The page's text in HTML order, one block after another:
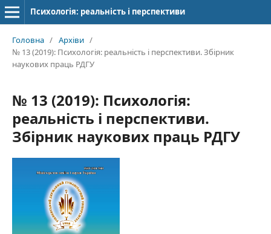
Психологія: реальність і перспективи
Головна / Архіви /
№ 13 (2019): Психологія: реальність і перспективи. Збірник
наукових праць РДГУ
№ 13 (2019): Психологія:
реальність і перспективи.
Збірник наукових праць РДГУ